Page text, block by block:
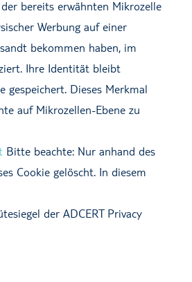
bereits erwähnten Mikrozelle
Werbung auf einer
bekommen haben, im
Ihre Identität bleibt
Dieses Merkmal
auf Mikrozellen-Ebene zu
Bitte beachte: Nur anhand des
Cookie gelöscht. In diesem
der ADCERT Privacy